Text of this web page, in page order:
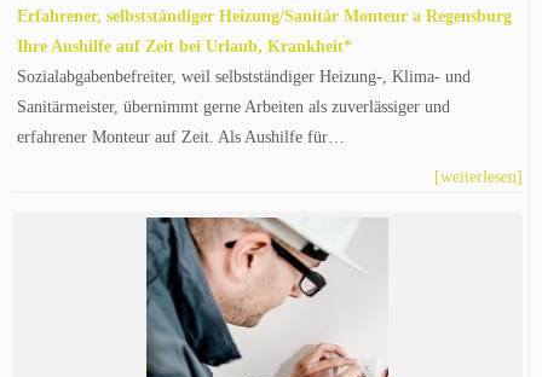
Erfahrener, selbstständiger Heizung/Sanitär Monteur a Regensburg
Ihre Aushilfe auf Zeit bei Urlaub, Krankheit*
Sozialabgabenbefreiter, weil selbstständiger Heizung-, Klima- und
Sanitärmeister, übernimmt gerne Arbeiten als zuverlässiger und
erfahrener Monteur auf Zeit. Als Aushilfe für…
[weiterlesen]